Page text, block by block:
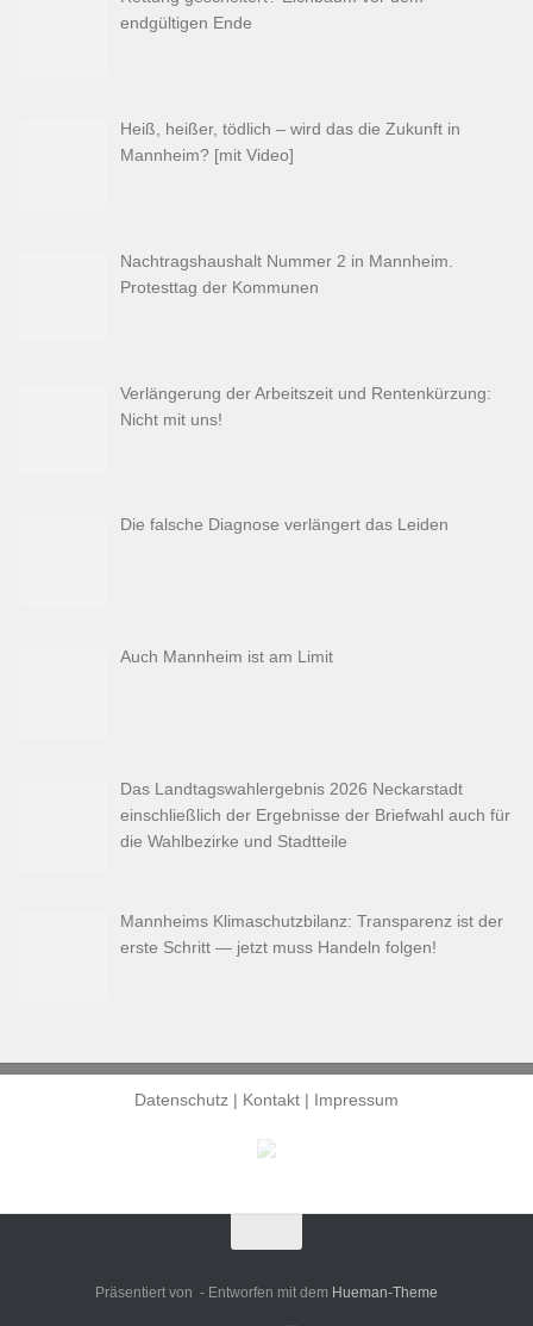
endgültigen Ende
Heiß, heißer, tödlich – wird das die Zukunft in
Mannheim? [mit Video]
Nachtragshaushalt Nummer 2 in Mannheim.
Protesttag der Kommunen
Verlängerung der Arbeitszeit und Rentenkürzung:
Nicht mit uns!
Die falsche Diagnose verlängert das Leiden
Auch Mannheim ist am Limit
Das Landtagswahlergebnis 2026 Neckarstadt
einschließlich der Ergebnisse der Briefwahl auch für
die Wahlbezirke und Stadtteile
Mannheims Klimaschutzbilanz: Transparenz ist der
erste Schritt — jetzt muss Handeln folgen!
Datenschutz | Kontakt | Impressum
Präsentiert von - Entworfen mit dem Hueman-Theme